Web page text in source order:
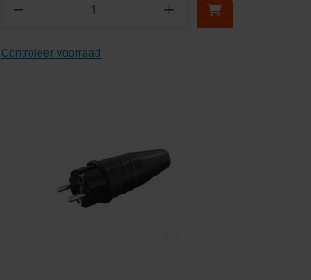
− +
Controleer voorraad